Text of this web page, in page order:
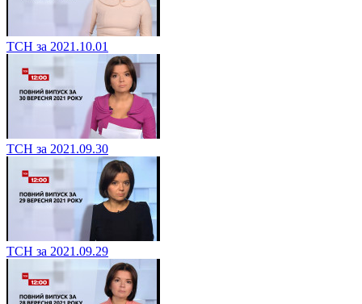
ТСН за 2021.10.01
ТСН за 2021.09.30
ТСН за 2021.09.29